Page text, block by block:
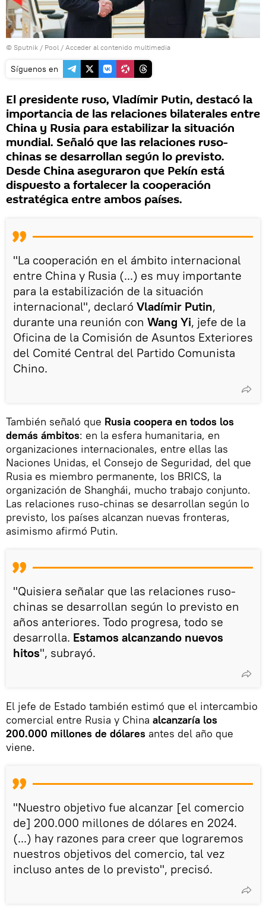
© Sputnik / Pool / Acceder al contenido multimedia
Síguenos en
El presidente ruso, Vladímir Putin, destacó la
importancia de las relaciones bilaterales entre
China y Rusia para estabilizar la situación
mundial. Señaló que las relaciones ruso-
chinas se desarrollan según lo previsto.
Desde China aseguraron que Pekín está
dispuesto a fortalecer la cooperación
estratégica entre ambos países.
"La cooperación en el ámbito internacional
entre China y Rusia (...) es muy importante
para la estabilización de la situación
internacional", declaró Vladímir Putin,
durante una reunión con Wang Yi, jefe de la
Oficina de la Comisión de Asuntos Exteriores
del Comité Central del Partido Comunista
Chino.
También señaló que Rusia coopera en todos los
demás ámbitos: en la esfera humanitaria, en
organizaciones internacionales, entre ellas las
Naciones Unidas, el Consejo de Seguridad, del que
Rusia es miembro permanente, los BRICS, la
organización de Shanghái, mucho trabajo conjunto.
Las relaciones ruso-chinas se desarrollan según lo
previsto, los países alcanzan nuevas fronteras,
asimismo afirmó Putin.
"Quisiera señalar que las relaciones ruso-
chinas se desarrollan según lo previsto en
años anteriores. Todo progresa, todo se
desarrolla. Estamos alcanzando nuevos
hitos", subrayó.
El jefe de Estado también estimó que el intercambio
comercial entre Rusia y China alcanzaría los
200.000 millones de dólares antes del año que
viene.
"Nuestro objetivo fue alcanzar [el comercio
de] 200.000 millones de dólares en 2024.
(...) hay razones para creer que lograremos
nuestros objetivos del comercio, tal vez
incluso antes de lo previsto", precisó.